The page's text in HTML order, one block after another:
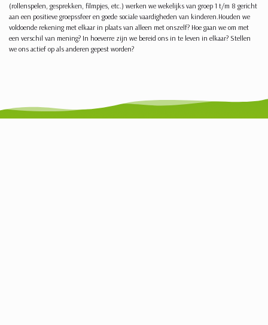
(rollenspelen, gesprekken, filmpjes, etc.) werken we wekelijks van groep 1 t/m 8 gericht
aan een positieve groepssfeer en goede sociale vaardigheden van kinderen.Houden we
voldoende rekening met elkaar in plaats van alleen met onszelf? Hoe gaan we om met
een verschil van mening? In hoeverre zijn we bereid ons in te leven in elkaar? Stellen
we ons actief op als anderen gepest worden?